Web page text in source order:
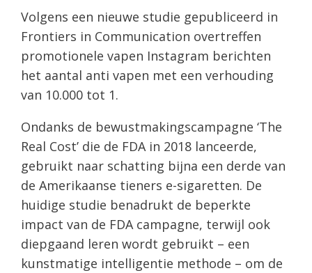
Volgens een nieuwe studie gepubliceerd in
Frontiers in Communication overtreffen
promotionele vapen Instagram berichten
het aantal anti vapen met een verhouding
van 10.000 tot 1.
Ondanks de bewustmakingscampagne ‘The
Real Cost’ die de FDA in 2018 lanceerde,
gebruikt naar schatting bijna een derde van
de Amerikaanse tieners e-sigaretten. De
huidige studie benadrukt de beperkte
impact van de FDA campagne, terwijl ook
diepgaand leren wordt gebruikt – een
kunstmatige intelligentie methode – om de